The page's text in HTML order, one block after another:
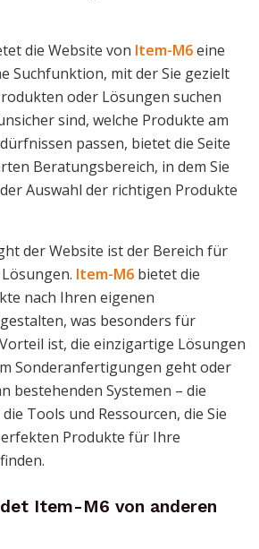
die Website von Item-M6eine
Suchfunktion, mit der Sie gezielt
oder Lösungen suchen
sind, welche Produkte am
passen, bietet die Seite
Beratungsbereich, in dem Sie
Auswahl der richtigen Produkte
der Website ist der Bereich für
Item-M6 bietet die
nach Ihren eigenen
was besonders für
ist, die einzigartige Lösungen
Sonderanfertigungen geht oder
bestehenden Systemen – die
Tools und Ressourcen, die Sie
Produkte für Ihre
Item-M6 von anderen